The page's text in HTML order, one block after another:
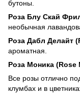
бутоны.
Роза Блу Скай
необычная
Роза Дабл Делайт
ароматная.
Роза Моника (Rose
Все розы отлично
клумбах и в